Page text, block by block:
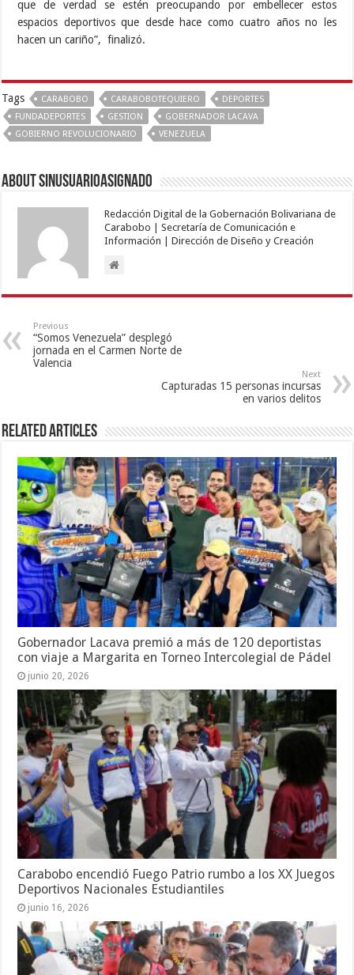
que de verdad se estén preocupando por embellecer estos
espacios deportivos que desde hace como cuatro años no les
hacen un cariño”, finalizó.
Tags CARABOBO CARABOBOTEQUIERO
DEPORTES
FUNDADEPORTES
GESTION
GOBERNADOR LACAVA
GOBIERNO REVOLUCIONARIO
VENEZUELA
About sinusuarioasignado
Redacción Digital de la Gobernación Bolivariana de
Carabobo | Secretaría de Comunicación e
Información | Dirección de Diseño y Creación
Previous
“Somos Venezuela” desplegó
jornada en el Carmen Norte de
Valencia
Next
Capturadas 15 personas incursas
en varios delitos
Related Articles
Gobernador Lacava premió a más de 120 deportistas
con viaje a Margarita en Torneo Intercolegial de Pádel
junio 20, 2026
Carabobo encendió Fuego Patrio rumbo a los XX Juegos
Deportivos Nacionales Estudiantiles
junio 16, 2026